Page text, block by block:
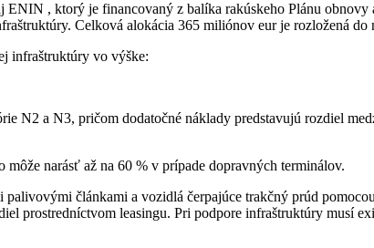
ENIN , ktorý je financovaný z balíka rakúskeho Plánu
Celková alokácia 365 miliónov eur je rozložená
infraštruktúry vo výške:
N2 a N3, pričom dodatočné náklady predstavujú rozdiel
narásť až na 60 % v prípade dopravných terminálov.
článkami a vozidlá čerpajúce trakčný prúd
prostredníctvom leasingu. Pri podpore infraštruktúry musí